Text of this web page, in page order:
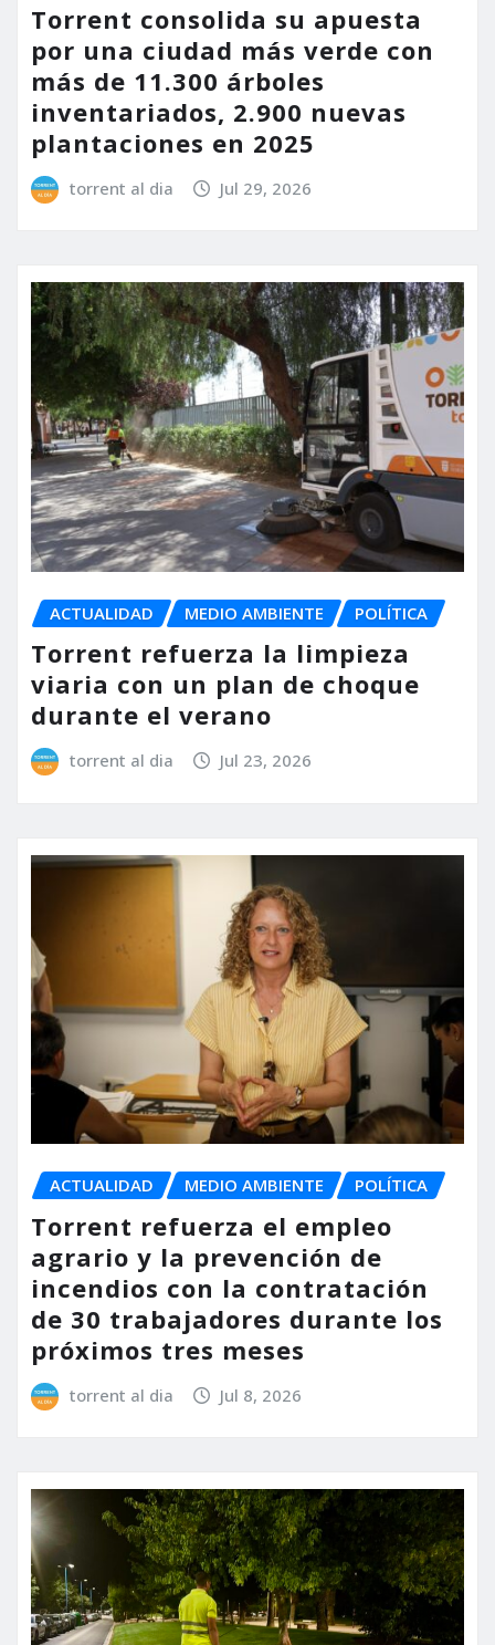
Torrent consolida su apuesta
por una ciudad más verde con
más de 11.300 árboles
inventariados, 2.900 nuevas
plantaciones en 2025
torrent al dia Jul 29, 2026
ACTUALIDAD MEDIO AMBIENTE POLÍTICA
Torrent refuerza la limpieza
viaria con un plan de choque
durante el verano
torrent al dia Jul 23, 2026
ACTUALIDAD MEDIO AMBIENTE POLÍTICA
Torrent refuerza el empleo
agrario y la prevención de
incendios con la contratación
de 30 trabajadores durante los
próximos tres meses
torrent al dia Jul 8, 2026